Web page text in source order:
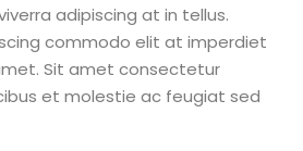
adipiscing at in tellus.
commodo elit at imperdiet
Sit amet consectetur
et molestie ac feugiat sed